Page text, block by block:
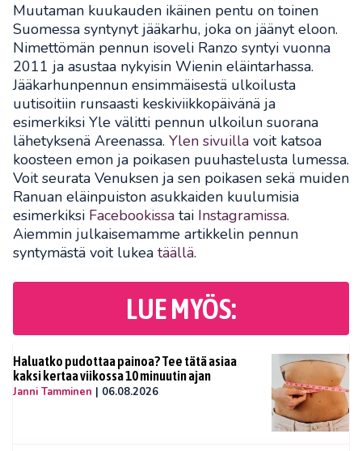
Muutaman kuukauden ikäinen pentu on toinen
Suomessa syntynyt jääkarhu, joka on jäänyt eloon.
Nimettömän pennun isoveli Ranzo syntyi vuonna
2011 ja asustaa nykyisin Wienin eläintarhassa.
Jääkarhunpennun ensimmäisestä ulkoilusta
uutisoitiin runsaasti keskiviikkopäivänä ja
esimerkiksi Yle välitti pennun ulkoilun suorana
lähetyksenä Areenassa. Ylen sivuilla voit katsoa
koosteen emon ja poikasen puuhastelusta lumessa.
Voit seurata Venuksen ja sen poikasen sekä muiden
Ranuan eläinpuiston asukkaiden kuulumisia
esimerkiksi Facebookissa tai Instagramissa.
Aiemmin julkaisemamme artikkelin pennun
syntymästä voit lukea täällä.
LUE MYÖS:
Haluatko pudottaa painoa? Tee tätä asiaa
kaksi kertaa viikossa 10 minuutin ajan
Janni Tamminen | 06.08.2026